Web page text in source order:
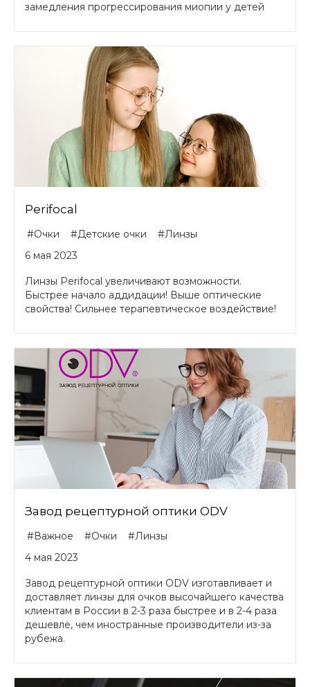
замедления прогрессирования миопии у детей
Perifocal
#Очки #Детские очки
#Линзы
6 мая 2023
Линзы Perifocal увеличивают возможности.
Быстрее начало аддидации! Выше оптические
свойства! Сильнее терапевтическое воздействие!
Завод рецептурной оптики ODV
#Важное #Очки
#Линзы
4 мая 2023
Завод рецептурной оптики ODV изготавливает и
доставляет линзы для очков высочайшего качества
клиентам в России в 2-3 раза быстрее и в 2-4 раза
дешевле, чем иностранные производители из-за
рубежа.